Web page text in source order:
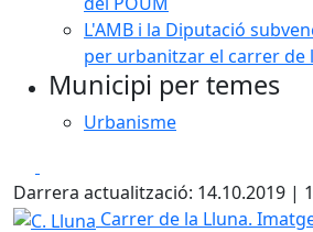
L'AMB i la Diputació
per urbanitzar el carrer de
Municipi per temes
Urbanisme
Darrera actualització: 14.10.2019 |
C. Lluna
Carrer de la Lluna.